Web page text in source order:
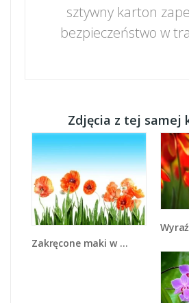
sztywny karton
bezpieczeństwo w
Zdjęcia z tej samej
Zakręcone maki w każdą stronę - K570